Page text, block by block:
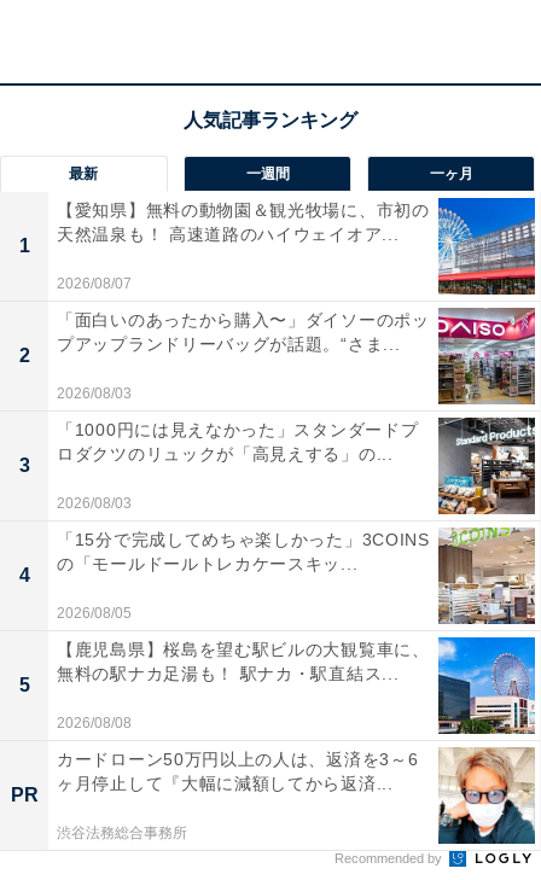
あがっています。窓の外に広がる海の絶景を楽しみたい
人や、温泉と多彩なスタイルのお料理を気軽に満喫した
楽天トラベルでは、2025年12月22日10:00～2026年1月9
日23:59の期間で「新春フェア」を開催中。国内宿泊が最
大15％オフになるほか、遊び・体験、楽パック（交通＋
宿）、レンタカー、高速バスもお得に予約できます。ク
ーポンはどれも枚数限定なので、気になる人は早めにチ
ェックしてくださいね。
最新 一週間 一ヶ月
1
【愛知県】無料の動物園＆観光牧場に、市初の
天然温泉も！ 高速道路のハイウェイオア...
2026/08/07
2
「面白いのあったから購入〜」ダイソーのポッ
プアップランドリーバッグが話題。“さま...
2026/08/03
3
「1000円には見えなかった」スタンダードプ
ロダクツのリュックが「高見えする」の...
2026/08/03
4
「15分で完成してめちゃ楽しかった」3COINS
の「モールドールトレカケースキッ...
2026/08/05
5
【鹿児島県】桜島を望む駅ビルの大観覧車に、
無料の駅ナカ足湯も！ 駅ナカ・駅直結ス...
2026/08/08
PR
カードローン50万円以上の人は、返済を3～6
ヶ月停止して『大幅に減額してから返済...
渋谷法務総合事務所
Recommended by